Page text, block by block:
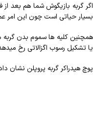
اگر گربه بازیگوش شما هم بعد
بسیار حیاتی است چون این امر
همچنین کلیه ها سموم بدن گربه
یا تشکیل رسوب اگزالاتی رخ
پوچ هیدراکر گربه پروپلن نشان